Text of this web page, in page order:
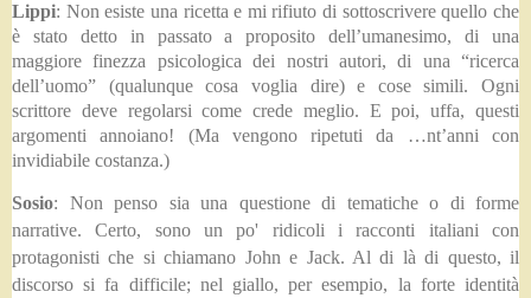
Lippi: Non esiste una ricetta e mi rifiuto di sottoscrivere quello che
è stato detto in passato a proposito dell’umanesimo, di una
maggiore finezza psicologica dei nostri autori, di una “ricerca
dell’uomo” (qualunque cosa voglia dire) e cose simili. Ogni
scrittore deve regolarsi come crede meglio. E poi, uffa, questi
argomenti annoiano! (Ma vengono ripetuti da …nt’anni con
invidiabile costanza.)
Sosio: Non penso sia una questione di tematiche o di forme
narrative. Certo, sono un po' ridicoli i racconti italiani con
protagonisti che si chiamano John e Jack. Al di là di questo, il
discorso si fa difficile; nel giallo, per esempio, la forte identità